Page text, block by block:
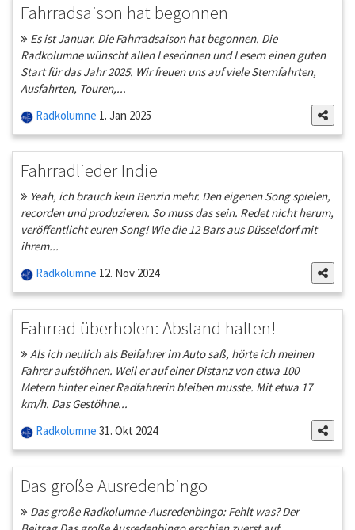
Fahrradsaison hat begonnen
Es ist Januar. Die Fahrradsaison hat begonnen. Die
Radkolumne wünscht allen Leserinnen und Lesern einen guten
Start für das Jahr 2025. Wir freuen uns auf viele Sternfahrten,
Ausfahrten, Touren,...
Radkolumne 1. Jan 2025
Fahrradlieder Indie
Yeah, ich brauch kein Benzin mehr. Den eigenen Song spielen,
recorden und produzieren. So muss das sein. Redet nicht herum,
veröffentlicht euren Song! Wie die 12 Bars aus Düsseldorf mit
ihrem...
Radkolumne 12. Nov 2024
Fahrrad überholen: Abstand halten!
Als ich neulich als Beifahrer im Auto saß, hörte ich meinen
Fahrer aufstöhnen. Weil er auf einer Distanz von etwa 100
Metern hinter einer Radfahrerin bleiben musste. Mit etwa 17
km/h. Das Gestöhne...
Radkolumne 31. Okt 2024
Das große Ausredenbingo
Das große Radkolumne-Ausredenbingo: Fehlt was? Der